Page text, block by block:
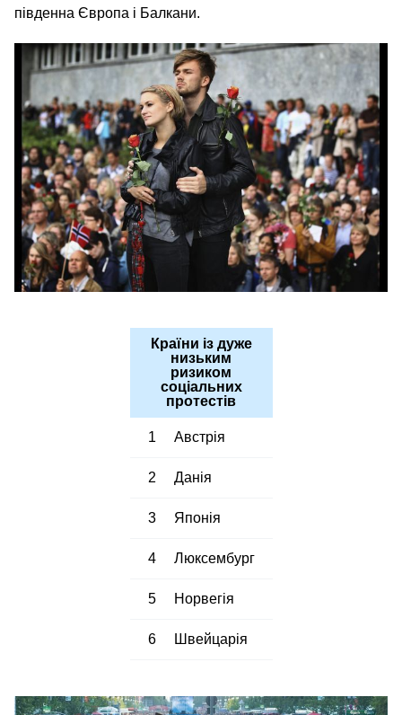
південна Європа і Балкани.
Країни із дуже
низьким
ризиком
соціальних
протестів
1 Австрія
2 Данія
3 Японія
4 Люксембург
5 Норвегія
6 Швейцарія